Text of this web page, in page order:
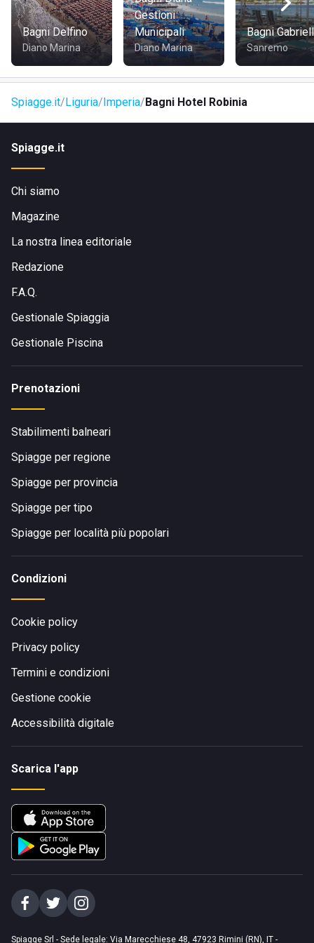
Lo stabilimento balneare è agevolmente raggiungibile dal
centro storico di Imperia, tramite auto privata, mezzi
pubblici ed anche a piedi.
Bagni Delfino
Diano Marina
Gestioni
Municipali
Diano Marina
Bagni
Sanremo
Spiagge.it Liguria Imperia Bagni Hotel Robinia
Spiagge.it
Chi siamo
Magazine
La nostra linea editoriale
Redazione
F.A.Q.
Gestionale Spiaggia
Gestionale Piscina
Prenotazioni
Stabilimenti balneari
Spiagge per regione
Spiagge per provincia
Spiagge per tipo
Spiagge per località più popolari
Condizioni
Cookie policy
Privacy policy
Termini e condizioni
Gestione cookie
Accessibilità digitale
Scarica l'app
Spiagge Srl - Sede legale: Via Marecchiese 48, 47923 Rimini (RN), IT -